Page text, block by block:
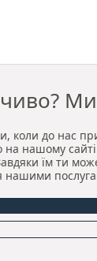
нерухомості
нерухомості
продажу та
коли до нас
на нашому
їм ти
нашими